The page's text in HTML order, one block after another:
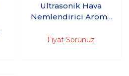
Ultrasonik Hava
Nemlendirici Aroma
Fiyat Sorunuz